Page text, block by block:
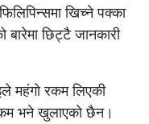
खिच्ने पक्का
छिट्टै जानकारी
महंगो रकम लिएकी
भने खुलाएको छैन।